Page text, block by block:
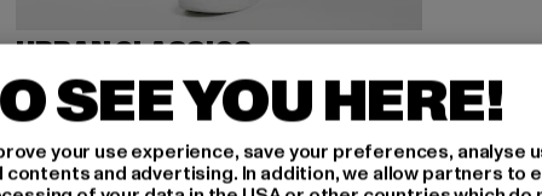
URBAN CLASSICS
Stretch Denim
34,19 EUR
Derzeitiger Preis: 34,19 EUR
44,99 EUR Aktionspreis: 44,99 EUR
SEE YOU HERE!
your use experience, save your preferences, analyse
and advertising. In addition, we allow partners to